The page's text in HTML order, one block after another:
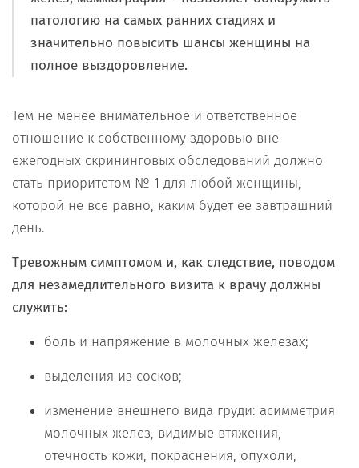
патологию на самых ранних стадиях и
значительно повысить шансы женщины на
полное выздоровление.
Тем не менее внимательное и ответственное
отношение к собственному здоровью вне
ежегодных скрининговых обследований должно
стать приоритетом № 1 для любой женщины,
которой не все равно, каким будет ее завтрашний
день.
Тревожным симптомом и, как следствие, поводом
для незамедлительного визита к врачу должны
служить:
боль и напряжение в молочных железах;
выделения из сосков;
изменение внешнего вида груди: асимметрия
молочных желез, видимые втяжения,
отечность кожи, покраснения, опухоли,